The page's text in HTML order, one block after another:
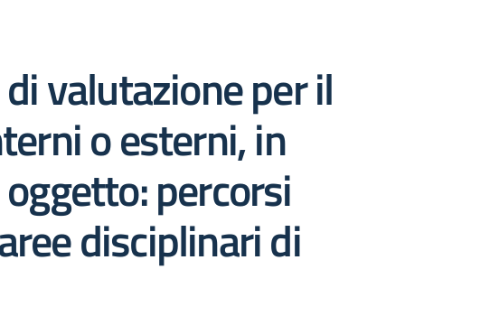
valutazione per il
o esterni, in
percorsi
disciplinari di